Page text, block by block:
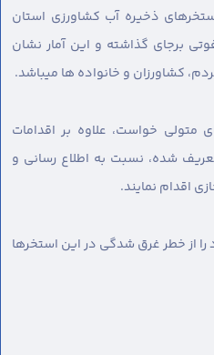
ذخیره آب کشاورزی استان
که متاسفانه ۸ نفر فوتی برجای گذاشته و این آمار نشان
کشاورزان و خانواده ها میباشد.
متولی خواست، علاوه بر اقدامات
شده، نسبت به اطلاع رسانی و
اقدام نمایند.
را از خطر غرق شدگی در این استخرها